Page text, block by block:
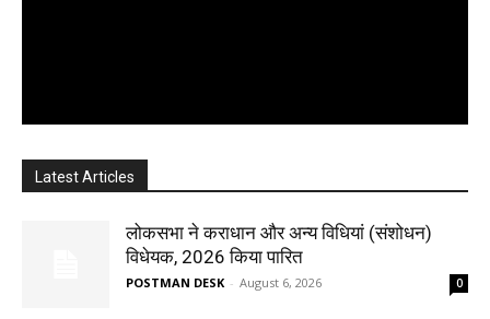
Latest Articles
लोकसभा ने कराधान और अन्य विधियां (संशोधन)
विधेयक, 2026 किया पारित
POSTMAN DESK - August 6, 2026 0